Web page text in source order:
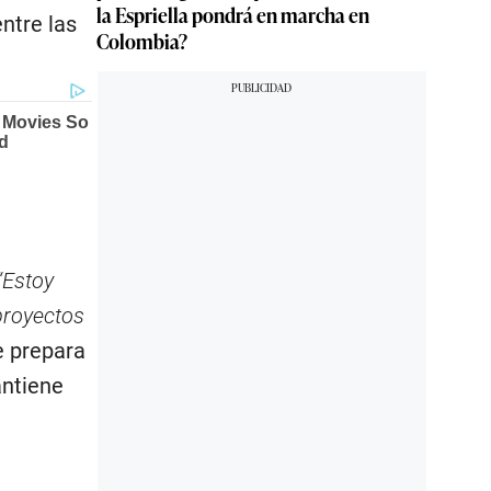
las
prepara
la Espriella pondrá en marcha en
Colombia?